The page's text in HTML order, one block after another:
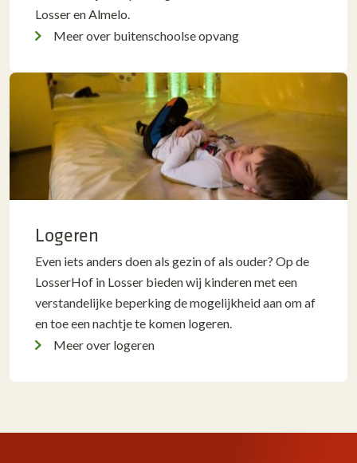
Losser en Almelo.
Meer over buitenschoolse opvang
Logeren
Even iets anders doen als gezin of als ouder? Op de
LosserHof in Losser bieden wij kinderen met een
verstandelijke beperking de mogelijkheid aan om af
en toe een nachtje te komen logeren.
Meer over logeren